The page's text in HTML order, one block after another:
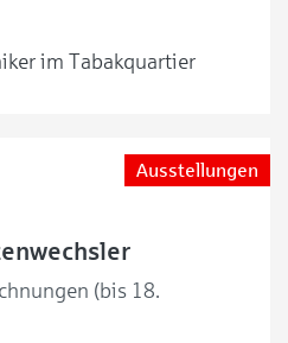
im Tabakquartier
Ausstellungen
(bis 18.